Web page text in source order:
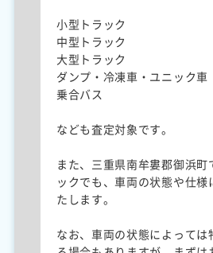
小型トラック
中型トラック
大型トラック
ダンプ・冷凍車・ユニック車
乗合バス
なども査定対象です。
また、三重県南牟婁郡御浜
ックでも、車両の状態や仕
たします。
なお、車両の状態によっては